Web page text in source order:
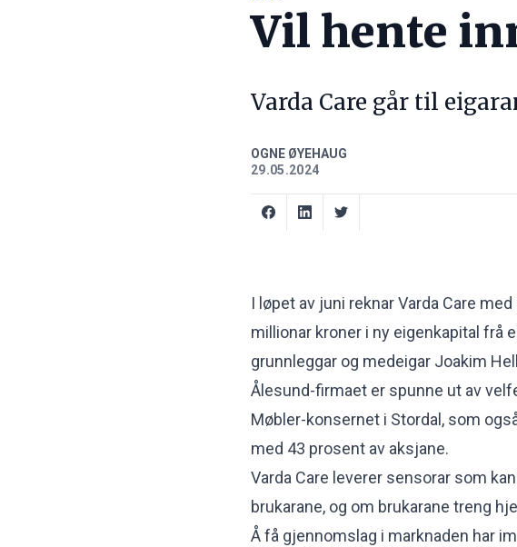
Vil hente
Varda Care går til
OGNE ØYEHAUG
29.05.2024
I løpet av juni reknar Varda Care
millionar kroner i ny eigenkapital frå
grunnleggar og medeigar Joakim
Ålesund-firmaet er spunne ut av
Møbler-konsernet i Stordal, som
med 43 prosent av aksjane.
Varda Care leverer sensorar som
brukarane, og om brukarane treng
Å få gjennomslag i marknaden har